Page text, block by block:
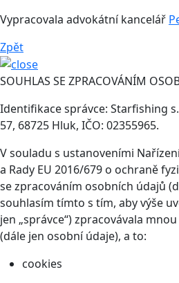
Vypracovala advokátní kancelář
Zpět
SOUHLAS SE ZPRACOVÁNÍM
Identifikace správce: Starfishing
57, 68725 Hluk, IČO: 02355965.
V souladu s ustanoveními
a Rady EU 2016/679 o ochraně
se zpracováním osobních údajů
souhlasím tímto s tím, aby výše
jen „správce“) zpracovávala
(dále jen osobní údaje), a to:
cookies